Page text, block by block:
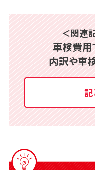
＜関連
車検費用
内訳や車